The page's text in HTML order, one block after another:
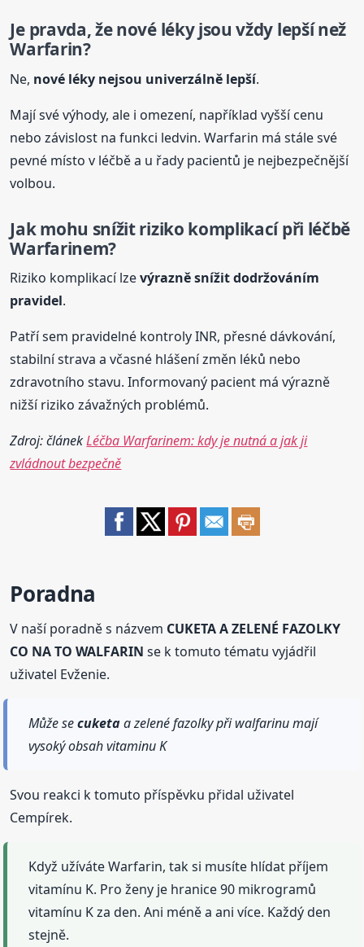
Je pravda, že nové léky jsou vždy lepší než
Warfarin?
Ne, nové léky nejsou univerzálně lepší.
Mají své výhody, ale i omezení, například vyšší cenu
nebo závislost na funkci ledvin. Warfarin má stále své
pevné místo v léčbě a u řady pacientů je nejbezpečnější
volbou.
Jak mohu snížit riziko komplikacípři léčbě
Warfarinem?
Riziko komplikací lzevýrazně snížit dodržováním
pravidel.
Patří sem pravidelné kontroly INR, přesné dávkování,
stabilní strava a včasné hlášení změn léků nebo
zdravotního stavu. Informovaný pacient má výrazně
nižší riziko závažných problémů.
Zdroj: článekLéčba Warfarinem: kdy je nutná a jak ji
zvládnout bezpečně
Poradna
V naší poradně s názvem CUKETA A ZELENÉ FAZOLKY
CO NA TO WALFARIN se k tomuto tématu vyjádřil
uživatel Evženie.
Může secuketaa zelené fazolky při walfarinu mají
vysoký obsah vitaminu K
Svou reakci k tomuto příspěvku přidal uživatel
Cempírek.
Když užíváte Warfarin, tak si musíte hlídat příjem
vitamínu K. Pro ženy je hranice 90 mikrogramů
vitamínu K za den. Ani méně a ani více. Každý den
stejně.